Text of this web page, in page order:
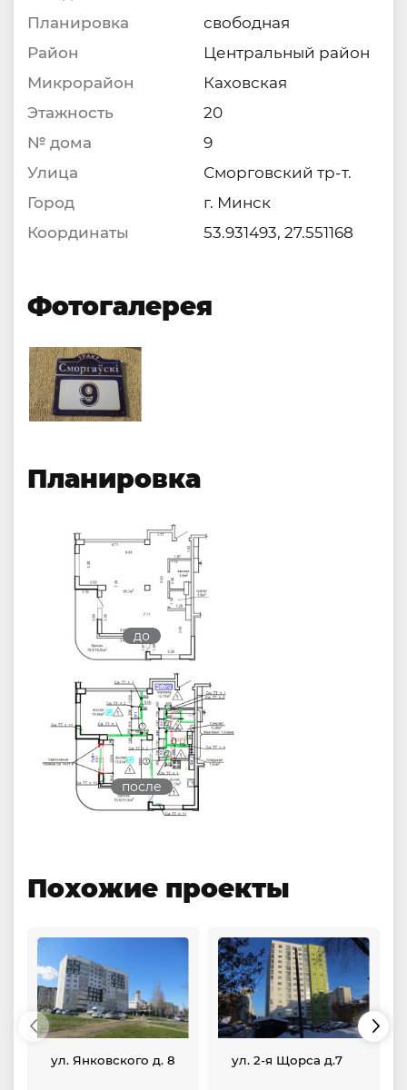
Планировка
свободная
Район
Центральный район
Микрорайон
Каховская
Этажность
20
№ дома
9
Улица
Сморговский тр-т.
Город
г. Минск
Координаты
53.931493, 27.551168
Фотогалерея
Планировка
до
после
Похожие проекты
ул. Янковского д. 8 ул. 2-я Щорса д.7